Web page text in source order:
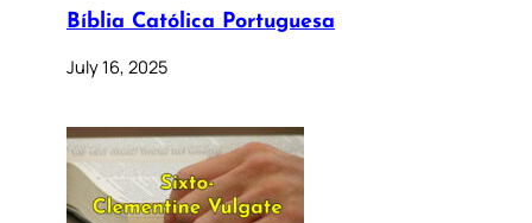
Bíblia Católica Portuguesa
July 16, 2025